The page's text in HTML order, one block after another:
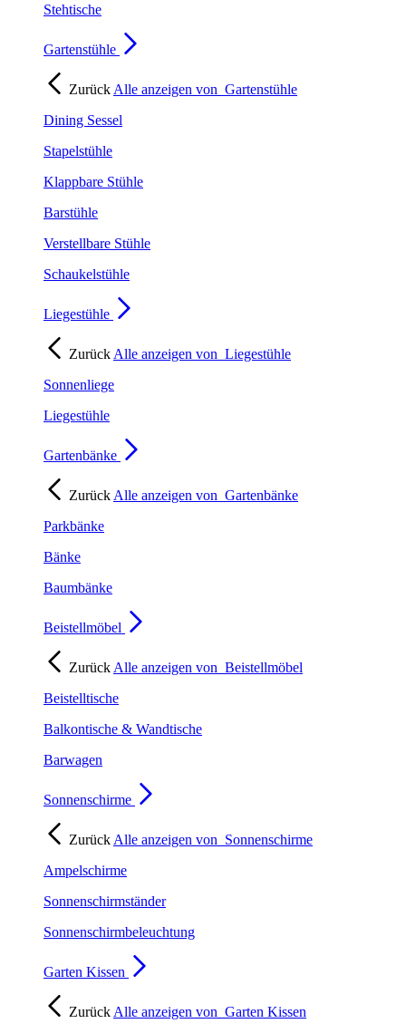
Stehtische
Gartenstühle
Zurück Alle anzeigen von Gartenstühle
Dining Sessel
Stapelstühle
Klappbare Stühle
Barstühle
Verstellbare Stühle
Schaukelstühle
Liegestühle
Zurück Alle anzeigen von Liegestühle
Sonnenliege
Liegestühle
Gartenbänke
Zurück Alle anzeigen von Gartenbänke
Parkbänke
Bänke
Baumbänke
Beistellmöbel
Zurück Alle anzeigen von Beistellmöbel
Beistelltische
Balkontische & Wandtische
Barwagen
Sonnenschirme
Zurück Alle anzeigen von Sonnenschirme
Ampelschirme
Sonnenschirmständer
Sonnenschirmbeleuchtung
Garten Kissen
Zurück Alle anzeigen von Garten Kissen